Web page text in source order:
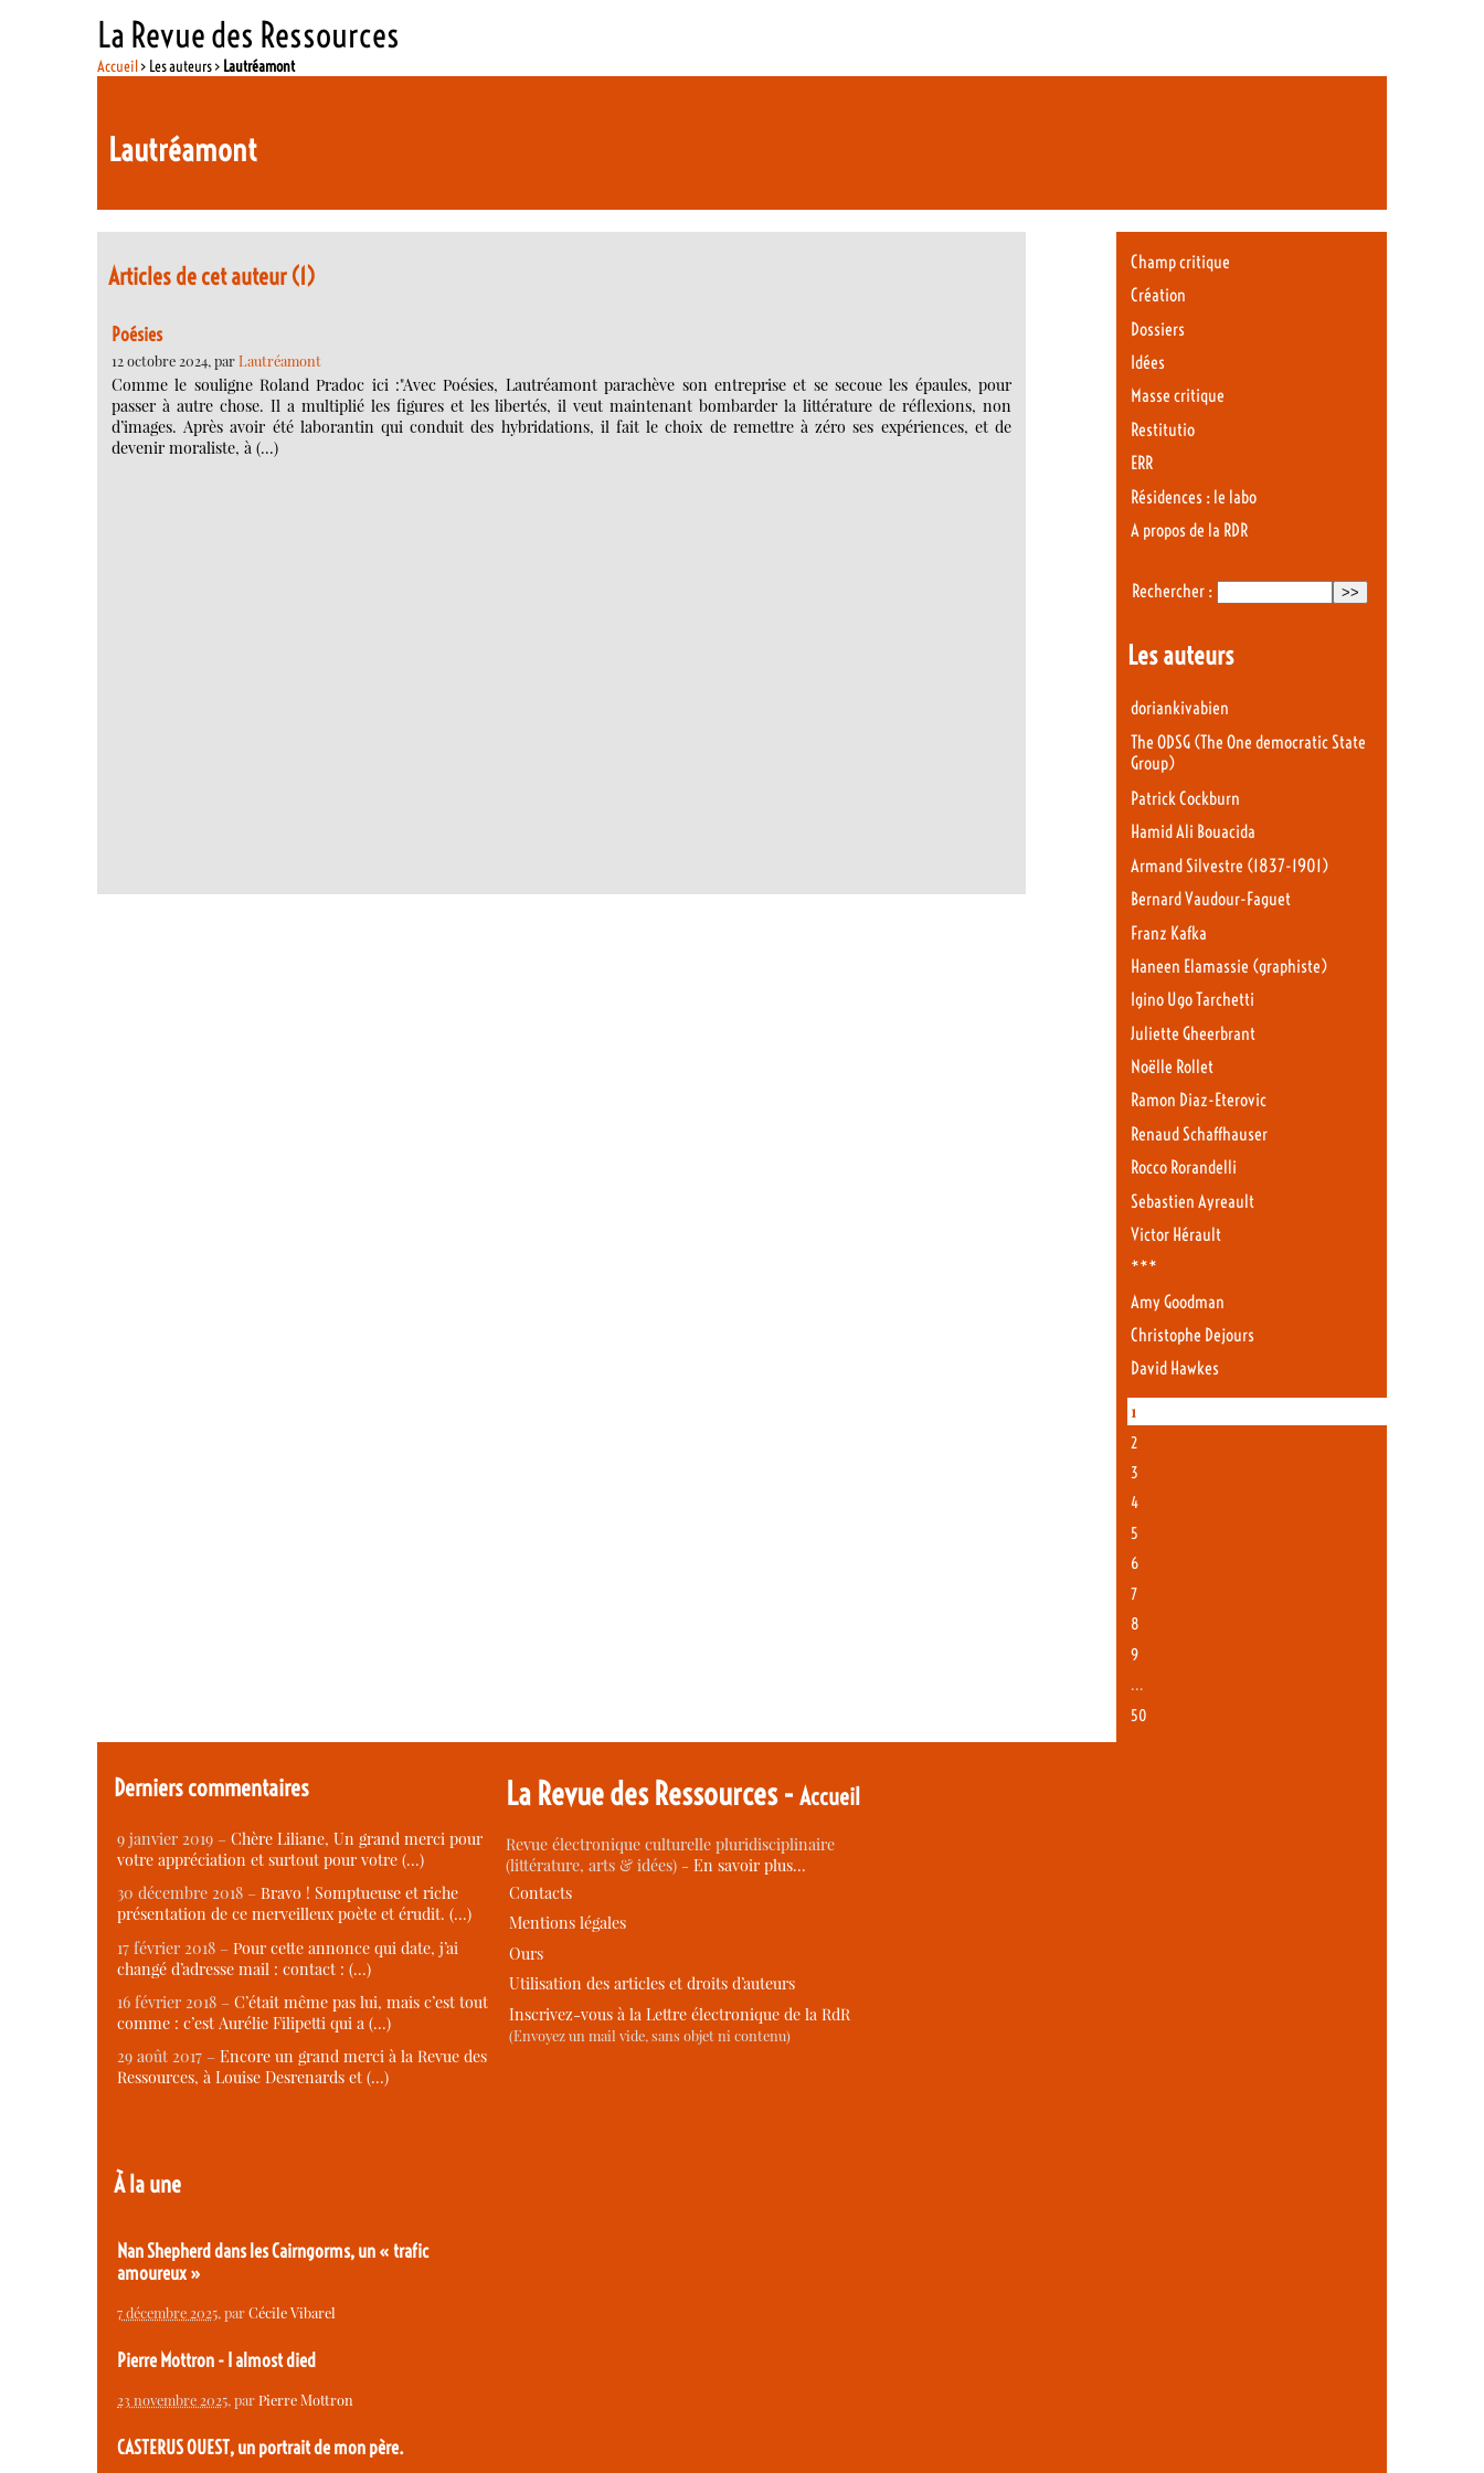
La Revue des Ressources
Accueil> Les auteurs > Lautréamont
Lautréamont
Articles de cet auteur (1)
Poésies
12 octobre 2024, parLautréamont
Comme le souligne Roland Pradoc ici :"Avec Poésies, Lautréamont parachève son entreprise et se secoue les épaules, pour
passer à autre chose. Il a multiplié les figures et les libertés, il veut maintenant bombarder la littérature de réflexions, non
d’images. Après avoir été laborantin qui conduit des hybridations, il fait le choix de remettre à zéro ses expériences, et de
devenir moraliste, à (…)
Champ critique
Création
Dossiers
Idées
Masse critique
Restitutio
ERR
Résidences : le labo
A propos de la RDR
Rechercher :
Les auteurs
doriankivabien
The ODSG (The One democratic State
Group)
Patrick Cockburn
Hamid Ali Bouacida
Armand Silvestre (1837-1901)
Bernard Vaudour-Faguet
Franz Kafka
Haneen Elamassie (graphiste)
Igino Ugo Tarchetti
Juliette Gheerbrant
Noëlle Rollet
Ramon Diaz-Eterovic
Renaud Schaffhauser
Rocco Rorandelli
Sebastien Ayreault
Victor Hérault
***
Amy Goodman
Christophe Dejours
David Hawkes
1
2
3
4
5
6
7
8
9
…
50
Derniers commentaires
9 janvier 2019 – Chère Liliane, Un grand merci pour
votre appréciation et surtout pour votre (…)
30 décembre 2018 – Bravo ! Somptueuse et riche
présentation de ce merveilleux poète et érudit. (…)
17 février 2018 – Pour cette annonce qui date, j’ai
changé d’adresse mail : contact : (…)
16 février 2018 – C’était même pas lui, mais c’est tout
comme : c’est Aurélie Filipetti qui a (…)
29 août 2017 – Encore un grand merci à la Revue des
Ressources, à Louise Desrenards et (…)
À la une
Nan Shepherd dans les Cairngorms, un « trafic
amoureux »
7 décembre 2025, parCécile Vibarel
Pierre Mottron - I almost died
23 novembre 2025, parPierre Mottron
CASTERUS OUEST, un portrait de mon père.
La Revue des Ressources -Accueil
Revue électronique culturelle pluridisciplinaire
(littérature, arts & idées) -En savoir plus…
Contacts
Mentions légales
Ours
Utilisation des articles et droits d’auteurs
Inscrivez-vous à la Lettre électronique de la RdR
(Envoyez un mail vide, sans objet ni contenu)